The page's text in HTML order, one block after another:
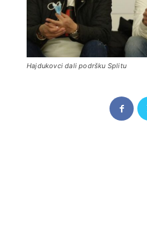
Hajdukovci dali podršku Splitu